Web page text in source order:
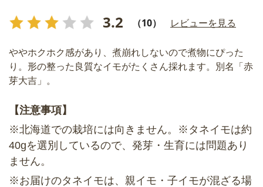
3.2 （10） レビューを見る
ややホクホク感があり、煮崩れしないので煮物にぴった
り。形の整った良質なイモがたくさん採れます。別名「赤
芽大吉」。
【注意事項】
※北海道での栽培には向きません。※タネイモは約
40gを選別しているので、発芽・生育には問題あり
ません。
※お届けのタネイモは、親イモ・子イモが混ざる場